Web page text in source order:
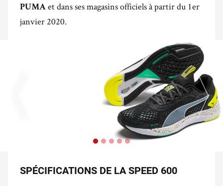
PUMA et dans ses magasins officiels à partir du 1er
janvier 2020.
SPÉCIFICATIONS DE LA SPEED 600